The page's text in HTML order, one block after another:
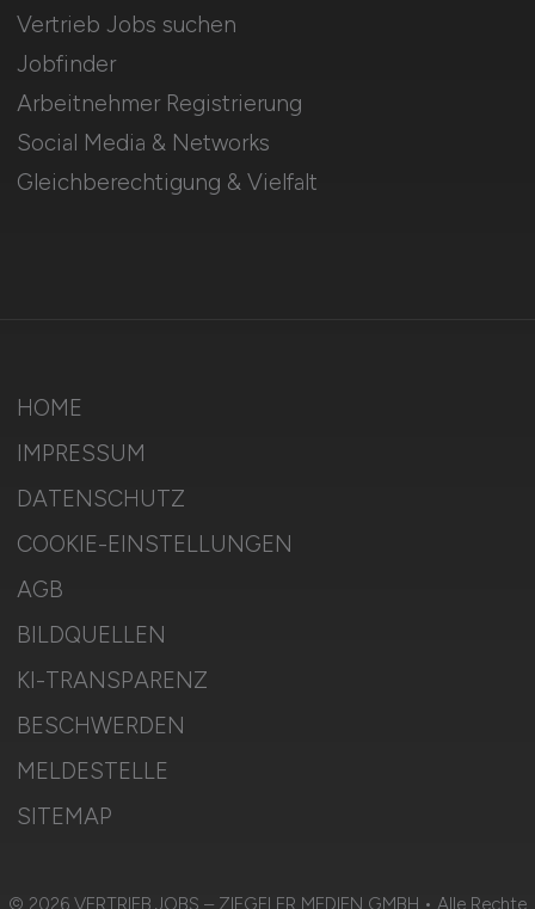
Vertrieb Jobs suchen
Jobfinder
Arbeitnehmer Registrierung
Social Media & Networks
Gleichberechtigung & Vielfalt
HOME
IMPRESSUM
DATENSCHUTZ
COOKIE-EINSTELLUNGEN
AGB
BILDQUELLEN
KI-TRANSPARENZ
BESCHWERDEN
MELDESTELLE
SITEMAP
© 2026 VERTRIEB.JOBS – ZIEGELER MEDIEN GMBH • Alle Rechte